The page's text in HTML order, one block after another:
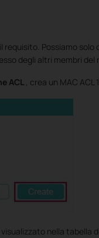
Possiamo solo
degli altri membri del
ACL, crea un MAC ACL
nella tabella